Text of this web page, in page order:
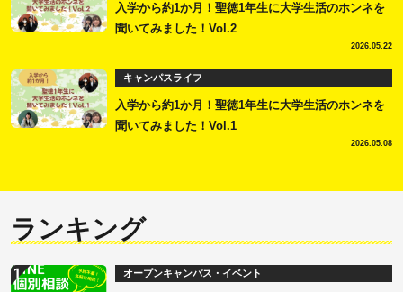
入学から約1か月！聖徳1年生に大学生活のホンネを
聞いてみました！Vol.2
2026.05.22
キャンパスライフ
入学から約1か月！聖徳1年生に大学生活のホンネを
聞いてみました！Vol.1
2026.05.08
ランキング
オープンキャンパス・イベント